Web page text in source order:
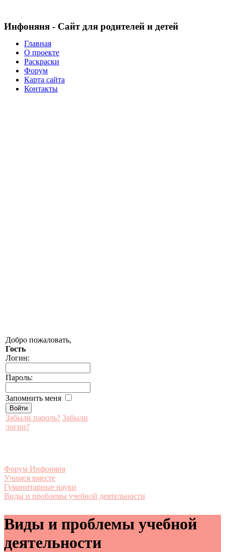
Инфоняня - Сайт для родителей и детей
Главная
О проекте
Раскраски
Форум
Карта сайта
Контакты
Добро пожаловать,
Гость
Логин:
Пароль:
Запомнить меня
Забыли пароль? Забыли
логин?
Форум Инфоняня
Учимся вместе
Гуманитарные науки
Виды и проблемы учебной деятельности
Виды и проблемы учебной
деятельности